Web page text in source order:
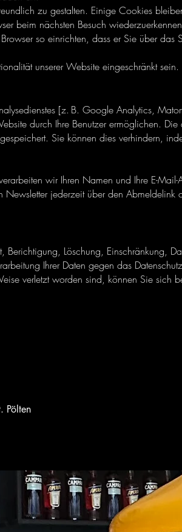
zu gestalten. Einige Cookies
beim nächsten Besuch
so einrichten, dass er Sie über das
unserer Website eingeschränkt sein.
[z. B. Google Analytics,
durch Ihre Benutzer ermöglichen.
Sie können dies verhindern,
wir Ihren Namen und Ihre E-Mail-
Newsletter jederzeit über den Abmeldelink
Berichtigung, Löschung, Einschränkung,
Ihrer Daten gegen das
verletzt worden sind, können Sie sich
Pölten